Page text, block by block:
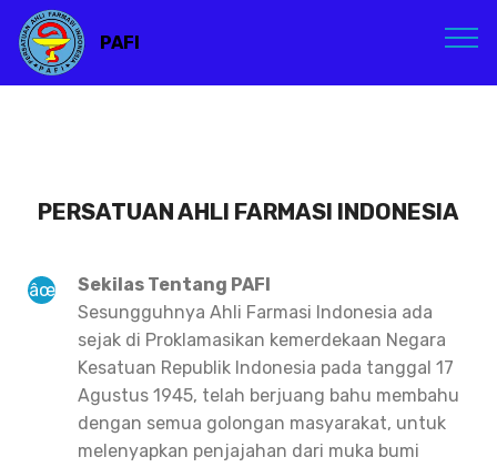
PAFI
PERSATUAN AHLI FARMASI INDONESIA
Sekilas Tentang PAFI
Sesungguhnya Ahli Farmasi Indonesia ada
sejak di Proklamasikan kemerdekaan Negara
Kesatuan Republik Indonesia pada tanggal 17
Agustus 1945, telah berjuang bahu membahu
dengan semua golongan masyarakat, untuk
melenyapkan penjajahan dari muka bumi